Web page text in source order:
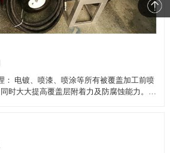
时大大提高覆盖层附着力及防腐蚀能力。铸